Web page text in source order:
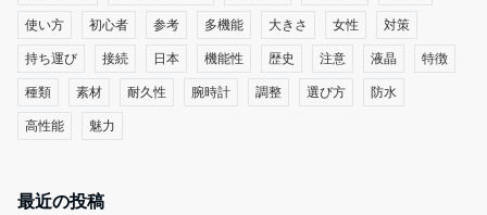
使い方 初心者 参考 多機能 大きさ 女性 対策
持ち運び 接続 日本 機能性 歴史 注意 液晶 特徴
種類 素材 耐久性 腕時計 調整 選び方 防水
高性能 魅力
最近の投稿